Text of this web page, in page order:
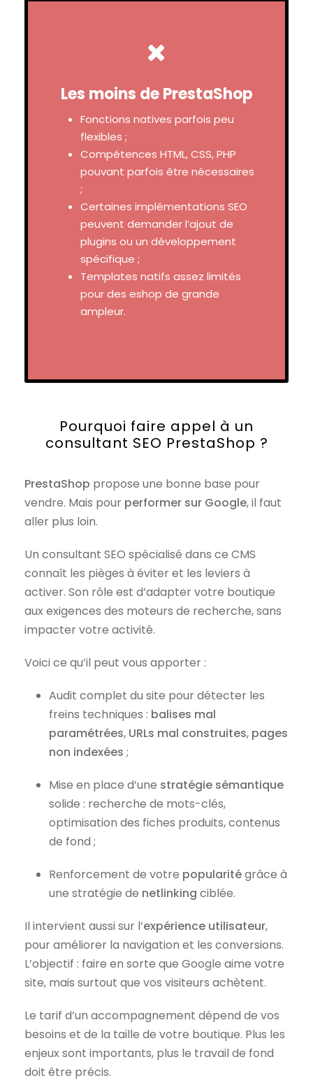
Les moins de PrestaShop
Fonctions natives parfois peu
flexibles ;
Compétences HTML, CSS, PHP
pouvant parfois être nécessaires
;
Certaines implémentations SEO
peuvent demander l’ajout de
plugins ou un développement
spécifique ;
Templates natifs assez limités
pour des eshop de grande
ampleur.
Pourquoi faire appel à un
consultant SEO PrestaShop ?
PrestaShop propose une bonne base pour
vendre. Mais pour performer sur Google, il faut
aller plus loin.
Un consultant SEO spécialisé dans ce CMS
connaît les pièges à éviter et les leviers à
activer. Son rôle est d’adapter votre boutique
aux exigences des moteurs de recherche, sans
impacter votre activité.
Voici ce qu’il peut vous apporter :
Audit complet du site pour détecter les
freins techniques : balises mal
paramétrées, URLs mal construites, pages
non indexées ;
Mise en place d’une stratégie sémantique
solide : recherche de mots-clés,
optimisation des fiches produits, contenus
de fond ;
Renforcement de votre popularitégrâce à
une stratégie de netlinking ciblée.
Il intervient aussi sur l’expérience utilisateur,
pour améliorer la navigation et les conversions.
L’objectif : faire en sorte que Google aime votre
site, mais surtout que vos visiteurs achètent.
Le tarif d’un accompagnement dépend de vos
besoins et de la taille de votre boutique. Plus les
enjeux sont importants, plus le travail de fond
doit être précis.